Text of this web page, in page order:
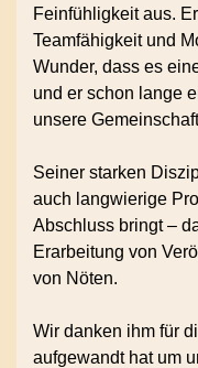
Feinfühligkeit aus.
Teamfähigkeit und
Wunder, dass es
und er schon lange
unsere
Seiner starken
auch langwierige
Abschluss bringt –
Erarbeitung von
von Nöten.
Wir danken ihm für
aufgewandt hat um